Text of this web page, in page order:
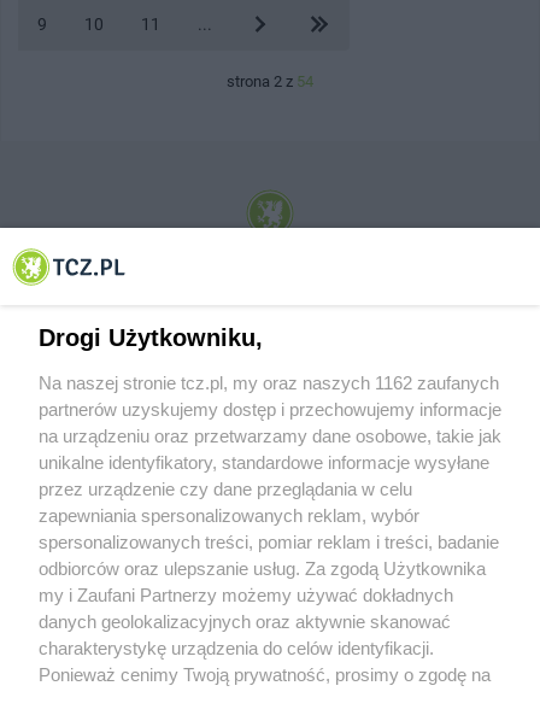
9 10 11
strona 2 z 54
© 2001-2026 Tczew - TCZ.PL Sp. z o.o. Internetowy Serwis Informacyjny Miasta
O FIRMIE POLITYKA PRYWATNOŚCI HOSTING
REKLAMA WSPÓŁPRACA RSS FACEBOOK KONTAKT
Nasze serwisy
Aktualności
Tcz24
Muzyka i kultura
Archiwum wydarzeń
Drogi Użytkowniku,
Na naszej stronie tcz.pl, my oraz naszych 1162 zaufanych
partnerów uzyskujemy dostęp i przechowujemy informacje
na urządzeniu oraz przetwarzamy dane osobowe, takie jak
unikalne identyfikatory, standardowe informacje wysyłane
przez urządzenie czy dane przeglądania w celu
zapewniania spersonalizowanych reklam, wybór
spersonalizowanych treści, pomiar reklam i treści, badanie
odbiorców oraz ulepszanie usług. Za zgodą Użytkownika
my i Zaufani Partnerzy możemy używać dokładnych
danych geolokalizacyjnych oraz aktywnie skanować
charakterystykę urządzenia do celów identyfikacji.
Ponieważ cenimy Twoją prywatność, prosimy o zgodę na